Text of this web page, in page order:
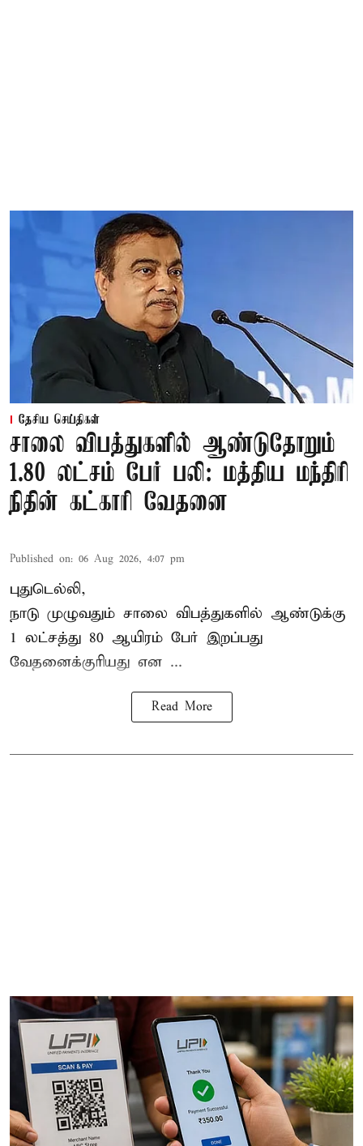
தேசிய செய்திகள்
சாலை விபத்துகளில் ஆண்டுதோறும்
1.80 லட்சம் பேர் பலி: மத்திய மந்திரி
நிதின் கட்காரி வேதனை
Published on: 06 Aug 2026, 4:07 pm
புதுடெல்லி,
நாடு முழுவதும் சாலை விபத்துகளில் ஆண்டுக்கு
1 லட்சத்து 80 ஆயிரம் பேர் இறப்பது
வேதனைக்குரியது என ...
Read More